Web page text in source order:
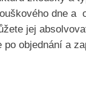
dne a
jej
objednání a